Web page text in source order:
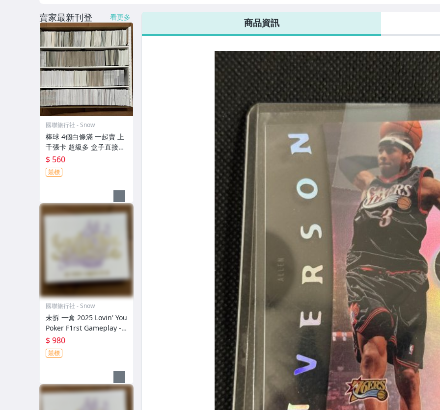
商品資訊
賣家最新刊登 看更多
國聯旅行社 - Snow
棒球 4個白條滿 一起賣 上
千張卡 超級多 盒子直接寄
出無特殊保護 MLB
$ 560
競標
國聯旅行社 - Snow
未拆 一盒 2025 Lovin' You
Poker F1rst Gameplay -2
[SS81]
$ 980
競標